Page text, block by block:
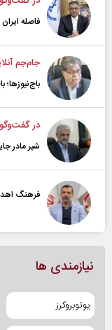
فاصله
جام‌جم
در
شیر مادر
فرهنگ
نیازمندی ها
یوتوبروکرز